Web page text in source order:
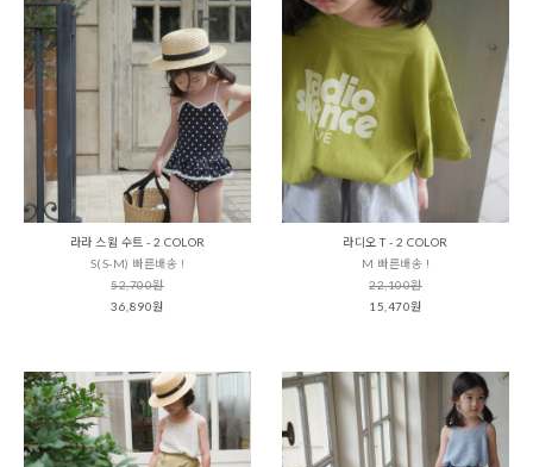
라라 스윔 수트 - 2 COLOR
S(S-M) 빠른배송 !
52,700원
36,890원
라디오 T - 2 COLOR
M 빠른배송 !
22,100원
15,470원